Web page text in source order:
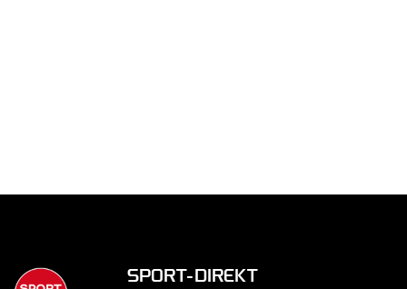
SPORT-DIREKT